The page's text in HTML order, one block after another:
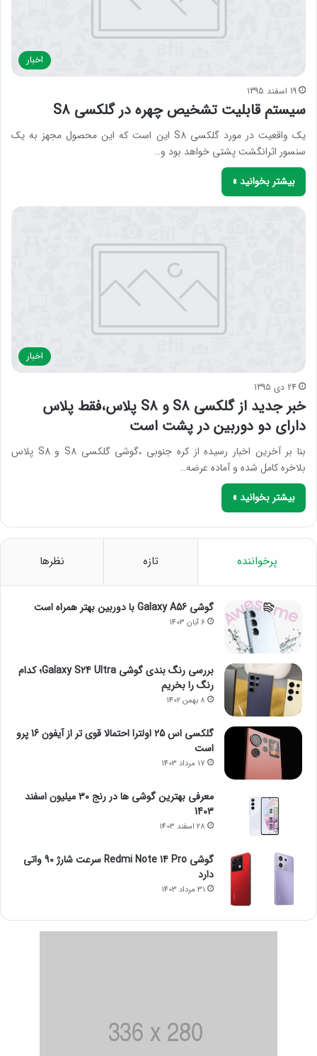
اخبار
19 اسفند 1395
سیستم قابلیت تشخیص چهره در گلکسی S8
یک واقعیت در مورد گلکسی S8 این است که این محصول مجهز به یک
سنسور اثرانگشت پشتی خواهد بود و…
بیشتر بخوانید »
اخبار
24 دی 1395
خبر جدید از گلکسی S8 و S8 پلاس،فقط پلاس
دارای دو دوربین در پشت است
بنا بر آخرین اخبار رسیده از کره جنوبی ،گوشی گلکسی S8 و S8 پلاس
بلاخره کامل شده و آماده عرضه…
بیشتر بخوانید »
پرخواننده تازه نظرها
گوشی Galaxy A56 با دوربین بهتر همراه است
6 آبان 1403
بررسی رنگ بندی گوشی Galaxy S24 Ultra؛ کدام
رنگ را بخریم
8 بهمن 1402
گلکسی اس 25 اولترا احتمالا قوی تر از آیفون 16 پرو
است
17 مرداد 1403
معرفی بهترین گوشی ها در رنج ۳۰ میلیون اسفند
1403
28 اسفند 1403
گوشی Redmi Note 14 Pro سرعت شارژ 90 واتی
دارد
31 مرداد 1403